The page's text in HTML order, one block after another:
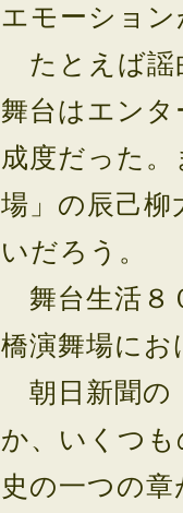
エモーショ
たとえば謡
舞台はエン
成度だった
場」の辰己
いだろう。
舞台生活８
橋演舞場に
朝日新聞の
か、いくつ
史の一つの